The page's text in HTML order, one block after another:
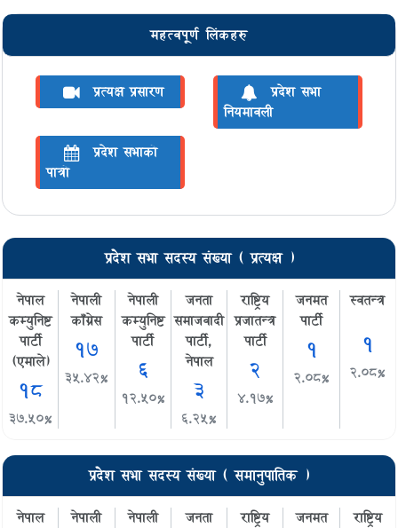
महत्वपूर्ण लिंकहरु
प्रत्यक्ष प्रसारण
प्रदेश सभा
नियमावली
प्रदेश सभाको
पात्रो
प्रदेश सभा सदस्य संख्या ( प्रत्यक्ष )
नेपाल
कम्युनिष्ट
पार्टी
(एमाले)
१८
३७.५०%
नेपाली
काँग्रेस
१७
३५.४२%
नेपाली
कम्युनिष्ट
पार्टी
६
१२.५०%
जनता
समाजवादी
पार्टी,
नेपाल
३
६.२५%
राष्ट्रिय
प्रजातन्त्र
पार्टी
२
४.१७%
जनमत
पार्टी
१
२.०८%
स्वतन्त्र
१
२.०८%
प्रदेश सभा सदस्य संख्या ( समानुपातिक )
नेपाल
नेपाली
नेपाली
जनता
राष्ट्रिय
जनमत
राष्ट्रिय